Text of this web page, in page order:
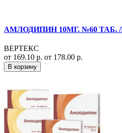
АМЛОДИПИН 10МГ. №60 ТАБ.
ВЕРТЕКС
от 169.10 р. от 178.00 р.
В корзину